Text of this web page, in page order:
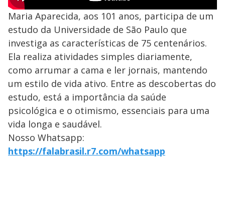
Maria Aparecida, aos 101 anos, participa de um
estudo da Universidade de São Paulo que
investiga as características de 75 centenários.
Ela realiza atividades simples diariamente,
como arrumar a cama e ler jornais, mantendo
um estilo de vida ativo. Entre as descobertas do
estudo, está a importância da saúde
psicológica e o otimismo, essenciais para uma
vida longa e saudável.
Nosso Whatsapp:
https://falabrasil.r7.com/whatsapp